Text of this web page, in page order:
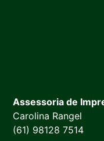
Assessoria de
Carolina Rangel
(61) 98128 7514